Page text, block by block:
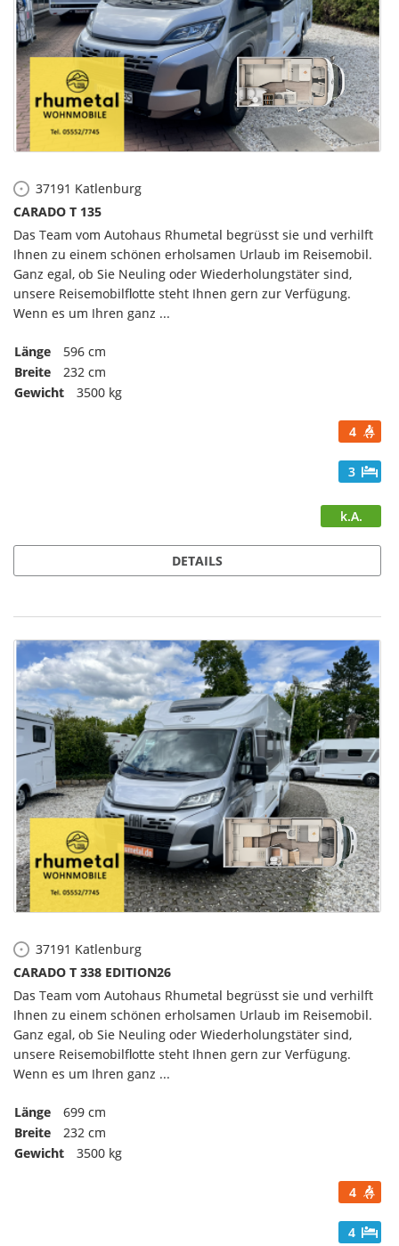
37191 Katlenburg
CARADO T 135
Das Team vom Autohaus Rhumetal begrüsst sie und verhilft
Ihnen zu einem schönen erholsamen Urlaub im Reisemobil.
Ganz egal, ob Sie Neuling oder Wiederholungstäter sind,
unsere Reisemobilflotte steht Ihnen gern zur Verfügung.
Wenn es um Ihren ganz ...
Länge
596 cm
Breite
232 cm
Gewicht
3500 kg
4
3
k.A.
DETAILS
37191 Katlenburg
CARADO T 338 EDITION26
Das Team vom Autohaus Rhumetal begrüsst sie und verhilft
Ihnen zu einem schönen erholsamen Urlaub im Reisemobil.
Ganz egal, ob Sie Neuling oder Wiederholungstäter sind,
unsere Reisemobilflotte steht Ihnen gern zur Verfügung.
Wenn es um Ihren ganz ...
Länge
699 cm
Breite
232 cm
Gewicht
3500 kg
4
4